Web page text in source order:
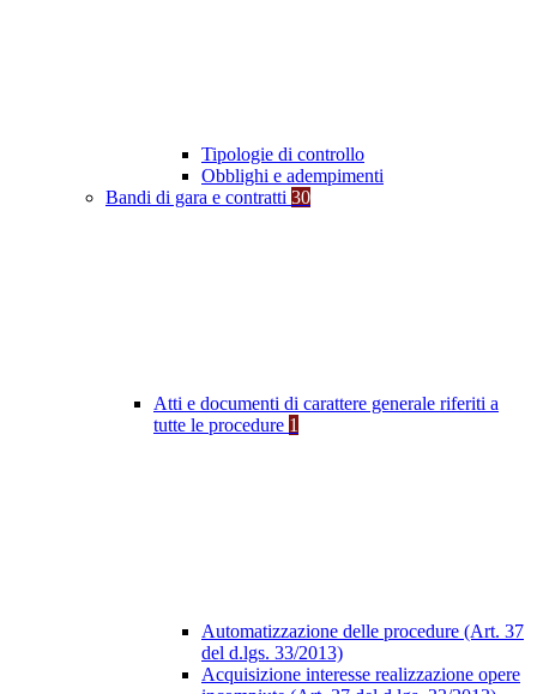
Tipologie di controllo
Obblighi e adempimenti
Bandi di gara e contratti 30
Atti e documenti di carattere generale riferiti a
tutte le procedure 1
Automatizzazione delle procedure (Art. 37
del d.lgs. 33/2013)
Acquisizione interesse realizzazione opere